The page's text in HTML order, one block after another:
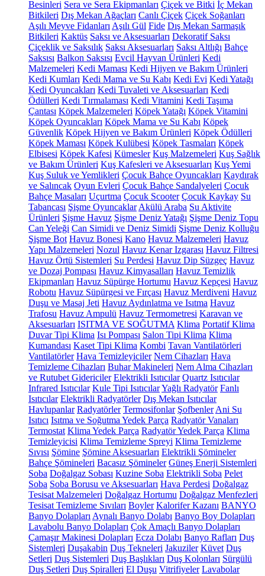
Besinleri Sera ve Sera Ekipmanları Çiçek ve Bitki İç Mekan
Bitkileri Dış Mekan Ağaçları Canlı Çiçek Çiçek Soğanları
Aşılı Meyve Fidanları Aşılı Gül Fide Dış Mekan Sarmaşık
Bitkileri Kaktüs Saksı ve Aksesuarları Dekoratif Saksı
Çiçeklik ve Saksılık Saksı Aksesuarları Saksı Altlığı Bahçe
Saksısı Balkon Saksısı Evcil Hayvan Ürünleri Kedi
Malzemeleri Kedi Maması Kedi Hijyen ve Bakım Ürünleri
Kedi Kumları Kedi Mama ve Su Kabı Kedi Evi Kedi Yatağı
Kedi Oyuncakları Kedi Tuvaleti ve Aksesuarları Kedi
Ödülleri Kedi Tırmalaması Kedi Vitamini Kedi Taşıma
Çantası Köpek Malzemeleri Köpek Yatağı Köpek Vitamini
Köpek Oyuncakları Köpek Mama ve Su Kabı Köpek
Güvenlik Köpek Hijyen ve Bakım Ürünleri Köpek Ödülleri
Köpek Maması Köpek Kulübesi Köpek Tasmaları Köpek
Elbisesi Köpek Kafesi Kümesler Kuş Malzemeleri Kuş Sağlık
ve Bakım Ürünleri Kuş Kafesleri ve Aksesuarları Kuş Yemi
Kuş Suluk ve Yemlikleri Çocuk Bahçe Oyuncakları Kaydırak
ve Salıncak Oyun Evleri Çocuk Bahçe Sandalyeleri Çocuk
Bahçe Masaları Uçurtma Çocuk Scooter Çocuk Kaykay Su
Tabancası Şişme Oyuncaklar Akülü Araba Su Aktivite
Ürünleri Şişme Havuz Şişme Deniz Yatağı Şişme Deniz Topu
Can Yeleği Can Simidi ve Deniz Simidi Şişme Deniz Kolluğu
Şişme Bot Havuz Bonesi Kano Havuz Malzemeleri Havuz
Yapı Malzemeleri Nozul Havuz Kenar Izgarası Havuz Filtresi
Havuz Örtü Sistemleri Su Perdesi Havuz Dip Süzgeç Havuz
ve Dozaj Pompası Havuz Kimyasalları Havuz Temizlik
Ekipmanları Havuz Süpürge Hortumu Havuz Kepçesi Havuz
Robotu Havuz Süpürgesi ve Fırçası Havuz Merdiveni Havuz
Duşu ve Masaj Jeti Havuz Aydınlatma ve Isıtma Havuz
Trafosu Havuz Ampulü Havuz Termometresi Karavan ve
Aksesuarları ISITMA VE SOĞUTMA Klima Portatif Klima
Duvar Tipi Klima Isı Pompası Salon Tipi Klima Klima
Kumandası Kaset Tipi Klima Kombi Tavan Vantilatörleri
Vantilatörler Hava Temizleyiciler Nem Cihazları Hava
Temizleme Cihazları Buhar Makineleri Nem Alma Cihazları
ve Rutubet Gidericiler Elektrikli Isıtıcılar Quartz Isıtıcılar
Infrared Isıtıcılar Kule Tipi IsıtıcılarYağlı Radyatör Fanlı
Isıtıcılar Elektrikli Radyatörler Dış Mekan Isıtıcılar
Havlupanlar Radyatörler Termosifonlar Şofbenler Ani Su
Isıtıcı Isıtma ve Soğutma Yedek Parça Radyatör Vanaları
Termostat Klima Yedek Parça Radyatör Yedek Parça Klima
Temizleyicisi Klima Temizleme Spreyi Klima Temizleme
Sıvısı Şömine Şömine Aksesuarları Elektrikli Şömineler
Bahçe Şömineleri Bacasız Şömineler Güneş Enerji Sistemleri
Soba Doğalgaz Sobası Kuzine Soba Elektrikli Soba Pelet
Soba Soba Borusu ve Aksesuarları Hava Perdesi Doğalgaz
Tesisat Malzemeleri Doğalgaz Hortumu Doğalgaz Menfezleri
Tesisat Temizleme Sıvıları Boyler Kalorifer Kazanı BANYO
Banyo Dolapları Aynalı Banyo Dolabı Banyo Boy Dolapları
Lavabolu Banyo Dolapları Çok Amaçlı Banyo Dolapları
Çamaşır Makinesi Dolapları Ecza Dolabı Banyo Rafları Duş
Sistemleri Duşakabin Duş Tekneleri Jakuziler Küvet Duş
Setleri Duş Sistemleri Duş Başlıkları Duş Kolonları Sürgülü
Duş Setleri Duş Spiralleri El Duşu Vitrifiyeler Lavabolar